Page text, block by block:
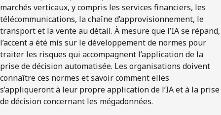
marchés verticaux, y compris les services financiers, les
télécommunications, la chaîne d’approvisionnement, le
transport et la vente au détail. À mesure que l’IA se répand,
l’accent a été mis sur le développement de normes pour
traiter les risques qui accompagnent l’application de la
prise de décision automatisée. Les organisations doivent
connaître ces normes et savoir comment elles
s’appliqueront à leur propre application de l’IA et à la prise
de décision concernant les mégadonnées.